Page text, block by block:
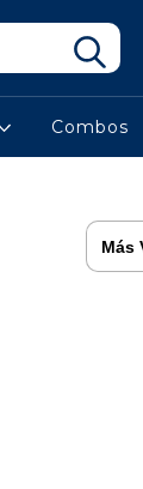
Combos